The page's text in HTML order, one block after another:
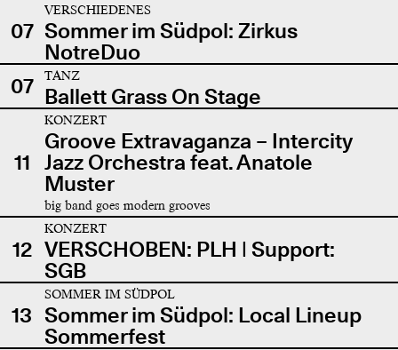
07
VERSCHIEDENES
Sommer im Südpol: Zirkus
NotreDuo
07
TANZ
Ballett Grass On Stage
11
KONZERT
Groove Extravaganza – Intercity
Jazz Orchestra feat. Anatole
Muster
big band goes modern grooves
12
KONZERT
VERSCHOBEN: PLH | Support:
SGB
13
SOMMER IM SÜDPOL
Sommer im Südpol: Local Lineup
Sommerfest